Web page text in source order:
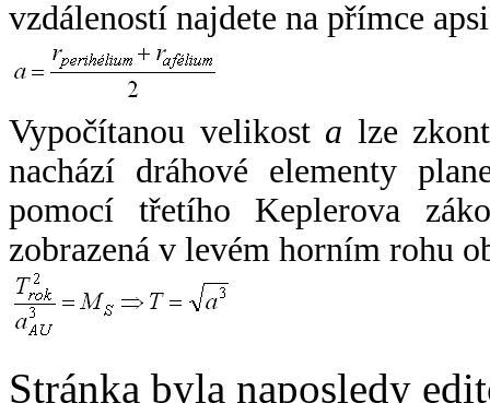
vzdáleností najdete na přímce
Vypočítanou velikost a lze
nachází dráhové elementy
pomocí třetího Keplerova
zobrazená v levém horním rohu
Stránka byla naposledy